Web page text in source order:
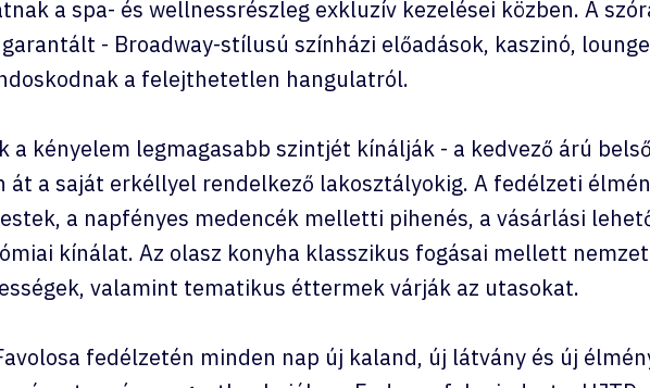
a spa- és wellnessrészleg exkluzív kezelései közben. A
- Broadway-stílusú színházi előadások, kaszinó,
a felejthetetlen hangulatról.
a kényelem legmagasabb szintjét kínálják - a kedvező árú
át a saját erkéllyel rendelkező lakosztályokig. A fedélzeti
a napfényes medencék melletti pihenés, a vásárlási
kínálat. Az olasz konyha klasszikus fogásai mellett
valamint tematikus éttermek várják az utasokat.
fedélzetén minden nap új kaland, új látvány és új